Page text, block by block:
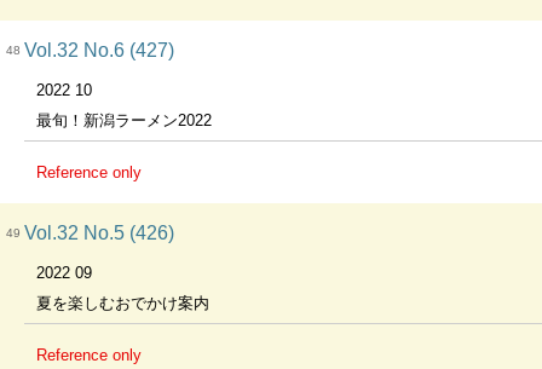
48 Vol.32 No.6 (427)
2022 10
最旬！新潟ラーメン2022
Reference only
49 Vol.32 No.5 (426)
2022 09
夏を楽しむおでかけ案内
Reference only